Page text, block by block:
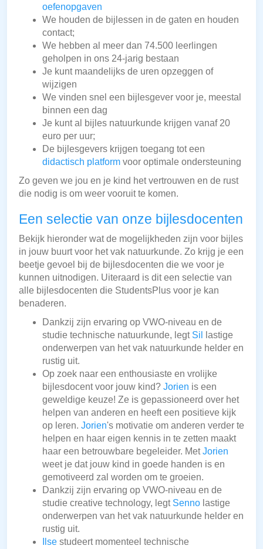
oefenopgaven
We houden de bijlessen in de gaten en houden
contact;
We hebben al meer dan 74.500 leerlingen
geholpen in ons 24-jarig bestaan
Je kunt maandelijks de uren opzeggen of
wijzigen
We vinden snel een bijlesgever voor je, meestal
binnen een dag
Je kunt al bijles natuurkunde krijgen vanaf 20
euro per uur;
De bijlesgevers krijgen toegang tot een
didactisch platform voor optimale ondersteuning
Zo geven we jou en je kind het vertrouwen en de rust
die nodig is om weer vooruit te komen.
Een selectie van onze bijlesdocenten
Bekijk hieronder wat de mogelijkheden zijn voor bijles
in jouw buurt voor het vak natuurkunde. Zo krijg je een
beetje gevoel bij de bijlesdocenten die we voor je
kunnen uitnodigen. Uiteraard is dit een selectie van
alle bijlesdocenten die StudentsPlus voor je kan
benaderen.
Dankzij zijn ervaring op VWO-niveau en de
studie technische natuurkunde, legt Sil
lastige
onderwerpen van het vak natuurkunde helder en
rustig uit.
Op zoek naar een enthousiaste en vrolijke
bijlesdocent voor jouw kind? Jorien is een
geweldige keuze! Ze is gepassioneerd over het
helpen van anderen en heeft een positieve kijk
op leren. Jorien's motivatie om anderen verder te
helpen en haar eigen kennis in te zetten maakt
haar een betrouwbare begeleider. MetJorien
weet je dat jouw kind in goede handen is en
gemotiveerd zal worden om te groeien.
Dankzij zijn ervaring op VWO-niveau en de
studie creative technology, legt Senno lastige
onderwerpen van het vak natuurkunde helder en
rustig uit.
Ilse studeert momenteel technische